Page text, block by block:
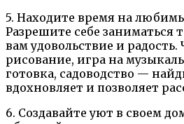
5. Находите время на
Разрешите себе заниматься
вам удовольствие и радость.
рисование, игра на
готовка, садоводство —
вдохновляет и позволяет
6. Создавайте уют в своем